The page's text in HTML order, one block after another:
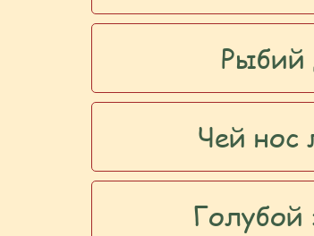
Рыбий
Чей нос
Голубой